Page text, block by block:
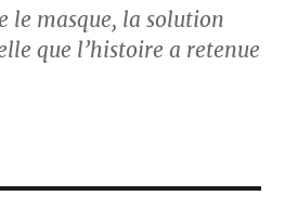
le masque, la solution
que l’histoire a retenue